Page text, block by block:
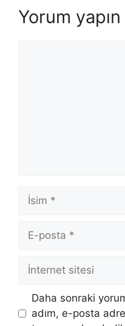
Yorum yapın
İsim
posta
İnternet
sitesi
Daha sonraki
adım, e-posta